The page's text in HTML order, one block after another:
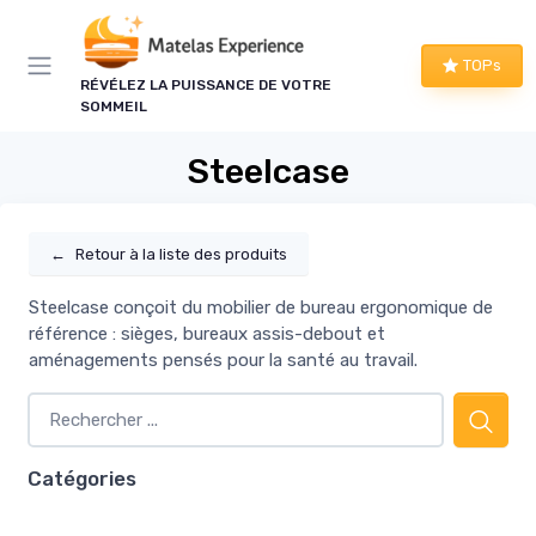
RÉVÉLEZ LA PUISSANCE DE VOTRE
SOMMEIL
TOPs
Steelcase
← Retour à la liste des produits
Steelcase conçoit du mobilier de bureau ergonomique de
référence : sièges, bureaux assis-debout et
aménagements pensés pour la santé au travail.
Catégories
Panneau de gestion des cookies